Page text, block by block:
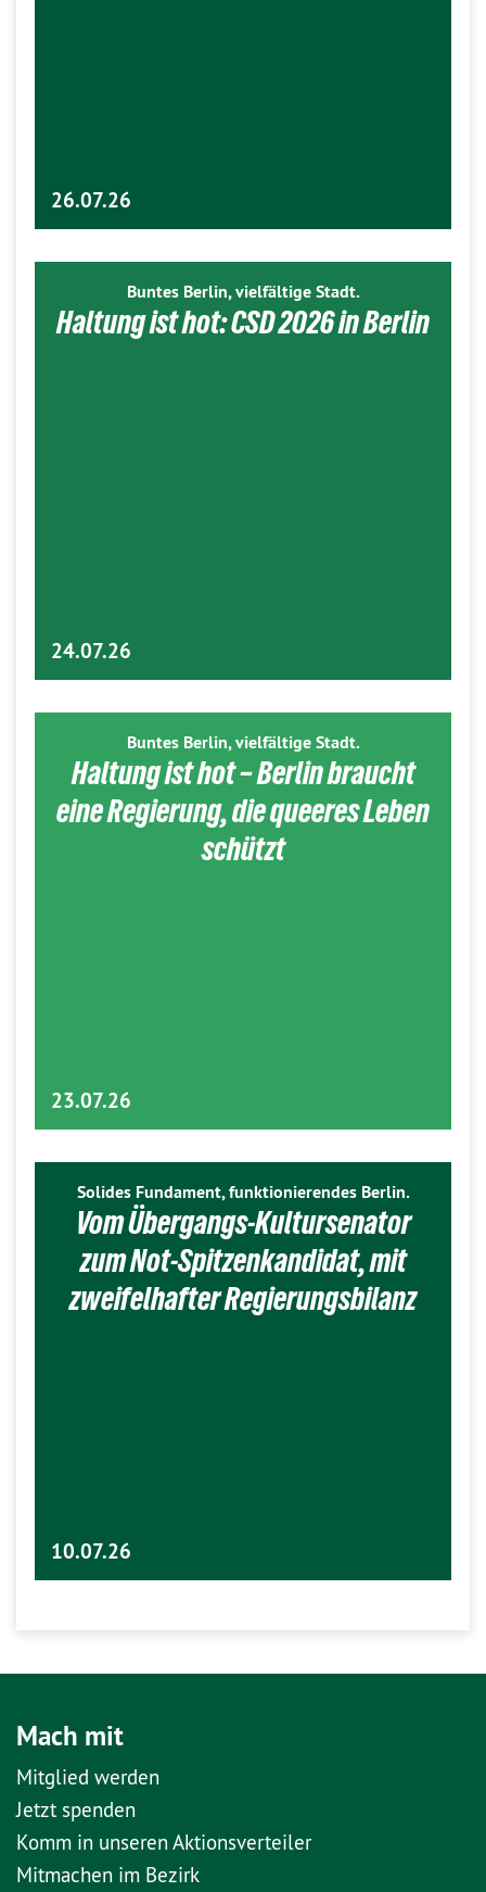
26.07.26
Buntes Berlin, vielfältige Stadt.
Haltung ist hot: CSD 2026 in Berlin
24.07.26
Buntes Berlin, vielfältige Stadt.
Haltung ist hot – Berlin braucht
eine Regierung, die queeres Leben
schützt
23.07.26
Solides Fundament, funktionierendes Berlin.
Vom Übergangs-Kultursenator
zum Not-Spitzenkandidat, mit
zweifelhafter Regierungsbilanz
10.07.26
Mach mit
Mitglied werden
Jetzt spenden
Komm in unseren Aktionsverteiler
Mitmachen im Bezirk